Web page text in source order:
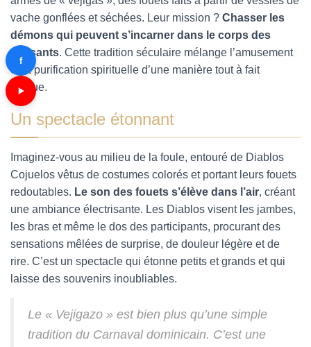
vache gonflées et séchées. Leur mission ? Chasser les
démons qui peuvent s’incarner dans le corps des
passants. Cette tradition séculaire mélange l’amusement
et la purification spirituelle d’une manière tout à fait
unique.
Un spectacle étonnant
Imaginez-vous au milieu de la foule, entouré de Diablos
Cojuelos vêtus de costumes colorés et portant leurs fouets
redoutables. Le son des fouets s’élève dans l’air, créant
une ambiance électrisante. Les Diablos visent les jambes,
les bras et même le dos des participants, procurant des
sensations mêlées de surprise, de douleur légère et de
rire. C’est un spectacle qui étonne petits et grands et qui
laisse des souvenirs inoubliables.
Le « Vejigazo » est bien plus qu’une simple
tradition du Carnaval dominicain. C’est une
f